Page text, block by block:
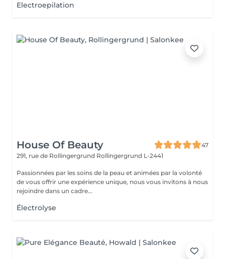
Electroepilation
House Of Beauty
47
291, rue de Rollingergrund Rollingergrund L-2441
Passionnées par les soins de la peau et animées par la volonté
de vous offrir une expérience unique, nous vous invitons à nous
rejoindre dans un cadre...
Électrolyse